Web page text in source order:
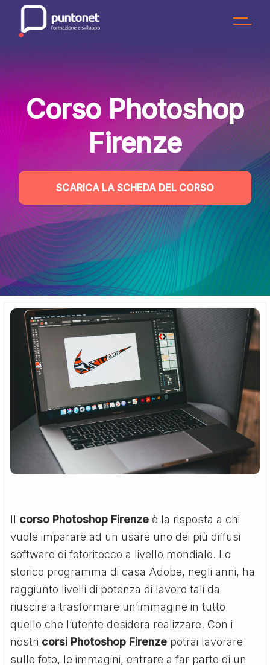
content
Corso Photoshop
Firenze
SCARICA LA SCHEDA DEL CORSO
Il corso Photoshop Firenze è la risposta a chi
vuole imparare ad un usare uno dei più diffusi
software di fotoritocco a livello mondiale. Lo
storico programma di casa Adobe, negli anni, ha
raggiunto livelli di potenza di lavoro tali da
riuscire a trasformare un’immagine in tutto
quello che l’utente desidera realizzare. Con i
nostri corsi Photoshop Firenze potrai lavorare
sulle foto, le immagini, entrare a far parte di un